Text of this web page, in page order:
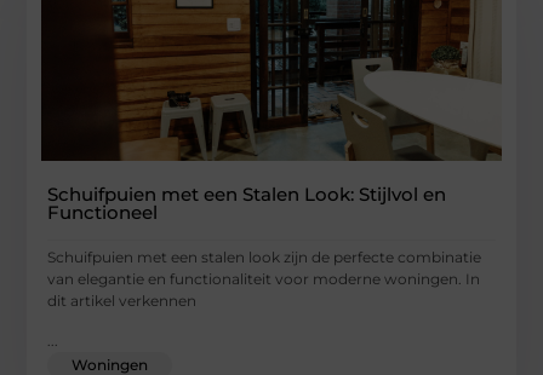
Schuifpuien met een Stalen Look: Stijlvol en
Functioneel
Schuifpuien met een stalen look zijn de perfecte combinatie
van elegantie en functionaliteit voor moderne woningen. In
dit artikel verkennen
Woningen